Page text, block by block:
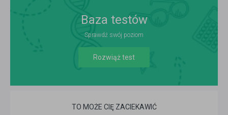
Baza testów
Sprawdź swój poziom
Rozwiąż test
TO MOŻE CIĘ ZACIEKAWIĆ